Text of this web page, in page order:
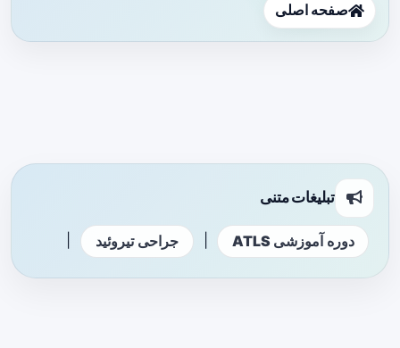
صفحه اصلی
تبلیغات متنی
دوره آموزشی ATLS جراحی تیروئید